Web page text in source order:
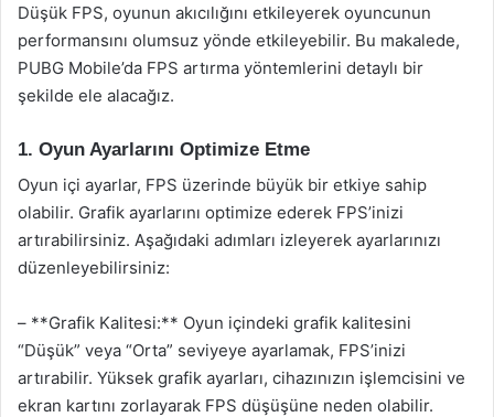
Düşük FPS, oyunun akıcılığını etkileyerek oyuncunun
performansını olumsuz yönde etkileyebilir. Bu makalede,
PUBG Mobile’da FPS artırma yöntemlerini detaylı bir
şekilde ele alacağız.
1. Oyun Ayarlarını Optimize Etme
Oyun içi ayarlar, FPS üzerinde büyük bir etkiye sahip
olabilir. Grafik ayarlarını optimize ederek FPS’inizi
artırabilirsiniz. Aşağıdaki adımları izleyerek ayarlarınızı
düzenleyebilirsiniz:
– **Grafik Kalitesi:** Oyun içindeki grafik kalitesini
“Düşük” veya “Orta” seviyeye ayarlamak, FPS’inizi
artırabilir. Yüksek grafik ayarları, cihazınızın işlemcisini ve
ekran kartını zorlayarak FPS düşüşüne neden olabilir.